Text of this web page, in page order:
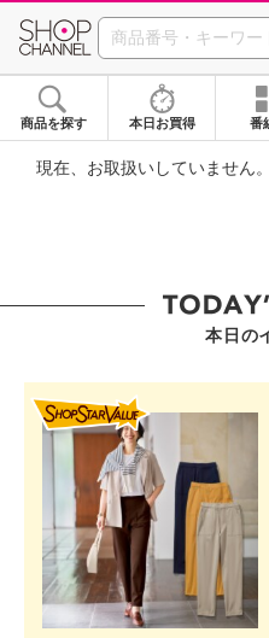
商品を探す 本日お買得 番
現在、お取扱いしていません。
本日の